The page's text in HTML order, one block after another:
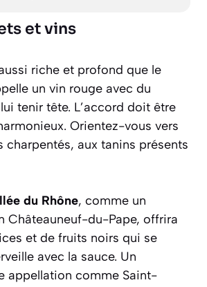
et vins
riche et profond que le
un vin rouge avec du
tenir tête. L’accord doit être
Orientez-vous vers
charpentés, aux tanins présents
du Rhône, comme un
Châteauneuf-du-Pape, offrira
et de fruits noirs qui se
avec la sauce. Un
appellation comme Saint-